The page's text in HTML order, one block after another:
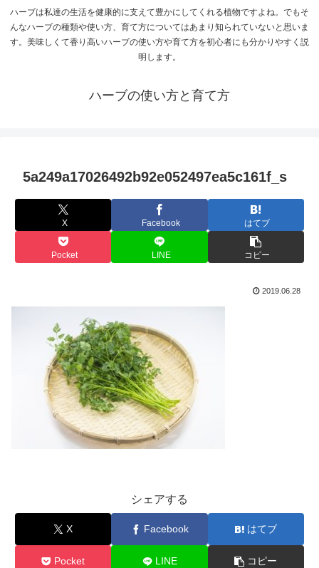
ハーブは私達の生活を健康的に支えて豊かにしてくれる植物ですよね。でもそ
んなハーブの種類や使い方、育て方についてはあまり知られていないと思いま
す。美味しくて香り高いハーブの使い方や育て方を初心者にも分かりやすく説
明します。
ハーブの使い方と育て方
5a249a17026492b92e052497ea5c161f_s
X Facebook はてブ
Pocket LINE コピー
2019.06.28
シェアする
X Facebook はてブ
Pocket LINE コピー